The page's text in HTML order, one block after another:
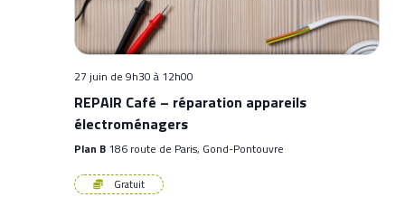
27 juin de 9h30 à 12h00
REPAIR Café – réparation appareils
électroménagers
Plan B 186 route de Paris, Gond-Pontouvre
Gratuit